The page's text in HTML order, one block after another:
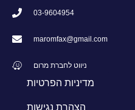
03-9604954
maromfax@gmail.com
ניווט לחברת מרום
מדיניות הפרטיות
הצהרת נגישות